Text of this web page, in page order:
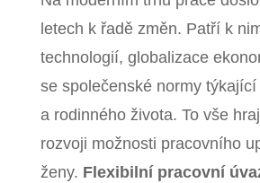
letech k řadě změn. Patří k
technologií, globalizace
se společenské normy
a rodinného života. To vše
rozvoji možnosti pracovního
ženy. Flexibilní pracovní